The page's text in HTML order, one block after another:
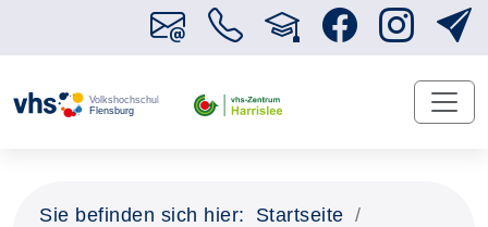
Sie befinden sich hier:
Startseite